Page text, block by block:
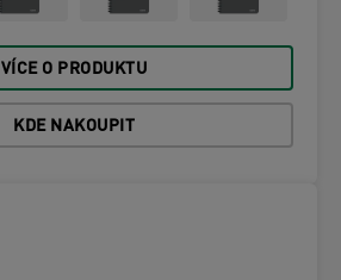
VÍCE O PRODUKTU
KDE NAKOUPIT